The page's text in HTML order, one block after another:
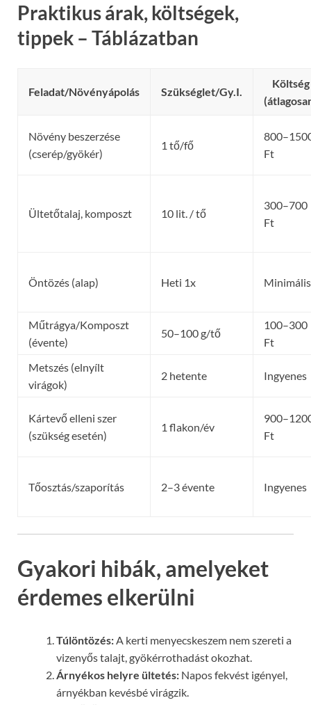
Praktikus árak, költségek,
tippek – Táblázatban
Feladat/Növényápolás Szükséglet/Gy.I.
Költség
Növény beszerzése
(cserép/gyökér)
1 tő/fő
Ft
Ültetőtalaj, komposzt 10 lit. / tő
300–700
Ft
Öntözés (alap) Heti 1x Minimális
Műtrágya/Komposzt
(évente)
50–100 g/tő
100–300
Ft
Metszés (elnyílt
virágok)
2 hetente Ingyenes
Kártevő elleni szer
(szükség esetén)
1 flakon/év
Ft
Tőosztás/szaporítás 2–3 évente Ingyenes
Gyakori hibák, amelyeket
érdemes elkerülni
Túlöntözés:A kerti menyecskeszem nem szereti a
vizenyős talajt, gyökérrothadást okozhat.
Árnyékos helyre ültetés: Napos fekvést igényel,
árnyékban kevésbé virágzik.